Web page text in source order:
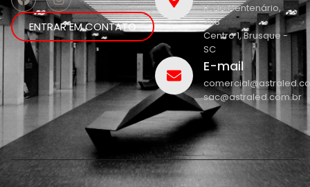
ENTRAR EM CONTATO
R. do Centenário,
208
Centro 1, Brusque -
SC
E-mail
sac@astraled.com.br